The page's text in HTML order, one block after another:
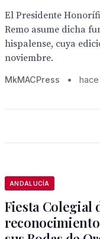
El Presidente
Remo asume dicha
hispalense, cuya
noviembre.
MkMACPress •
ANDALUCÍA
Fiesta Colegial